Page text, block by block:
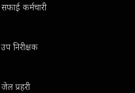
सफाई कर्मचारी
उप निरीक्षक
जेल प्रहरी